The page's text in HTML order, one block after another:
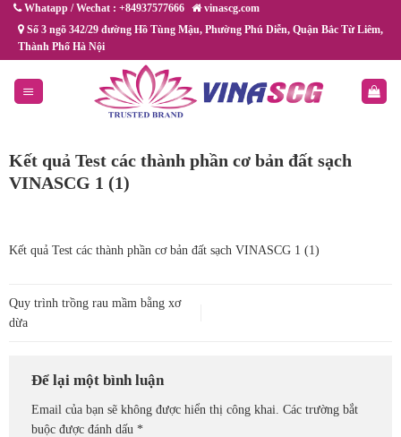
ChuyểnWhatapp / Wechat : +84937577666
vinascg.com
Số 3 ngõ 342/29 đường Hồ Tùng Mậu, Phường Phú Diễn, Quận Bắc Từ Liêm,
Thành Phố Hà Nội
Kết quả Test các thành phần cơ bản đất sạch
VINASCG 1 (1)
Kết quả Test các thành phần cơ bản đất sạch VINASCG 1 (1)
Quy trình trồng rau mầm bằng xơ
dừa
Để lại một bình luận
Email của bạn sẽ không được hiển thị công khai. Các trường bắt
buộc được đánh dấu *